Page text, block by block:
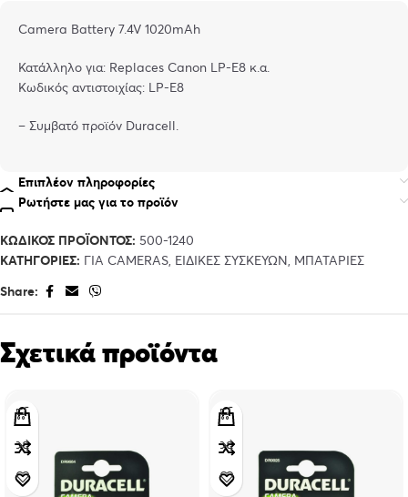
Camera Battery 7.4V 1020mAh
Κατάλληλο για: Replaces Canon LP-E8 κ.α.
Κωδικός αντιστοιχίας: LP-E8
– Συμβατό προϊόν Duracell.
Επιπλέον πληροφορίες
Ρωτήστε μας για το προϊόν
ΚΩΔΙΚΌΣ ΠΡΟΪΌΝΤΟΣ: 500-1240
ΚΑΤΗΓΟΡΊΕΣ: ΓΙΑ CAMERAS, ΕΙΔΙΚΈΣ ΣΥΣΚΕΥΏΝ, ΜΠΑΤΑΡΊΕΣ
Share:
Σχετικά προϊόντα